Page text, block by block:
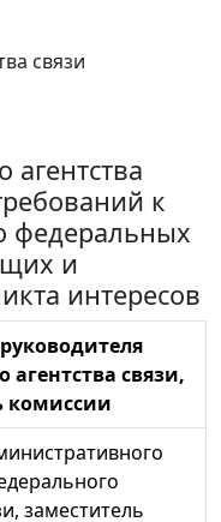
связи
к
федеральных
и
интересов
агентства связи,
комиссии
заместитель